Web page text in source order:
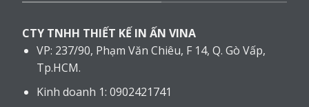
CTY TNHH THIẾT KẾ IN ẤN VINA
VP: 237/90, Phạm Văn Chiêu, F 14, Q. Gò Vấp,
Tp.HCM.
Kinh doanh 1: 0902421741